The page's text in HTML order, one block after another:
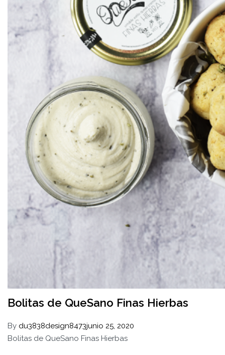
Bolitas de QueSano Finas Hierbas
By du3838design8473junio 25, 2020
Bolitas de QueSano Finas Hierbas